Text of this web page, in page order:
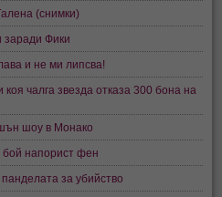
(снимки)
заради Фики
и не ми липсва!
чалга звезда отказа 300 бона на
шоу в Монако
бой напорист фен
за убийство